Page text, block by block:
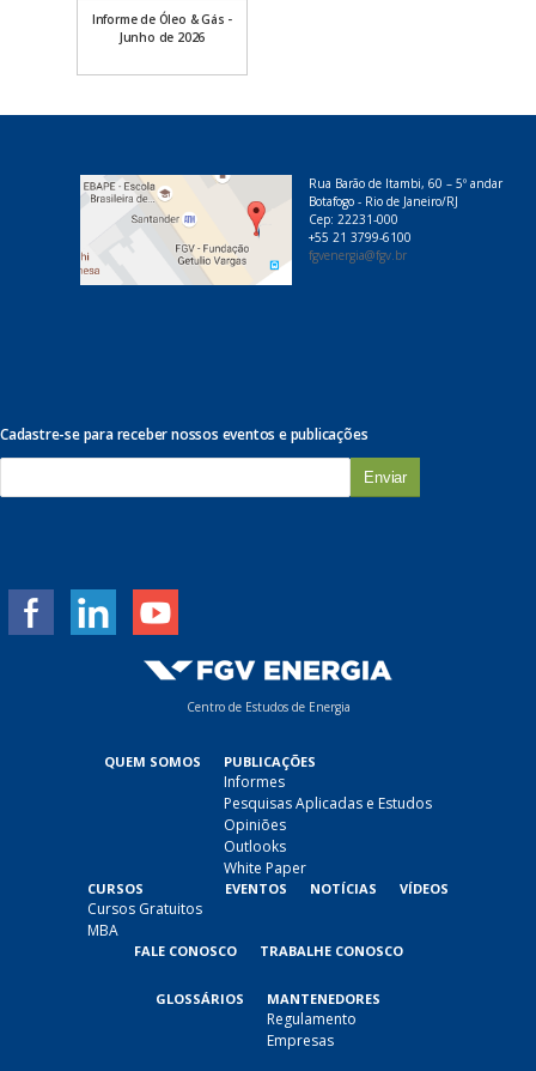
Informe de Óleo & Gás -
Junho de 2026
Rua Barão de Itambi, 60 – 5º andar
Botafogo - Rio de Janeiro/RJ
Cep: 22231-000
+55 21 3799-6100
fgvenergia@fgv.br
Cadastre-se para receber nossos eventos e publicações
m
Centro de Estudos de Energia
QUEM SOMOS PUBLICAÇÕES
Informes
Pesquisas Aplicadas e Estudos
Opiniões
Outlooks
White Paper
CURSOS
Cursos Gratuitos
MBA
EVENTOS NOTÍCIAS VÍDEOS
FALE CONOSCO TRABALHE CONOSCO
GLOSSÁRIOS MANTENEDORES
Regulamento
Empresas